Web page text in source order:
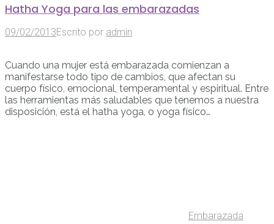
Hatha Yoga para las embarazadas
09/02/2013Escrito por admin
Cuando una mujer está embarazada comienzan a
manifestarse todo tipo de cambios, que afectan su
cuerpo físico, emocional, temperamental y espiritual. Entre
las herramientas más saludables que tenemos a nuestra
disposición, está el hatha yoga, o yoga físico…
Embarazada